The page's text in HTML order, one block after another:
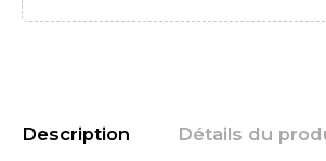
Description Détails du